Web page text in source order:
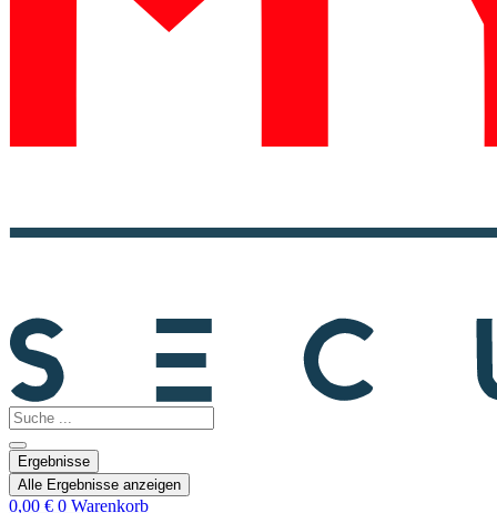
Search
...
Ergebnisse
Alle Ergebnisse anzeigen
0,00 € 0 Warenkorb